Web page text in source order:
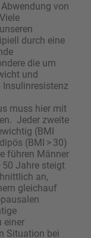
von
durch eine
die um
und
muss hier mit
Jeder zweite
(BMI
(BMI > 30)
führen Männer
50 Jahre steigt
an,
gleichauf
einer
Situation bei